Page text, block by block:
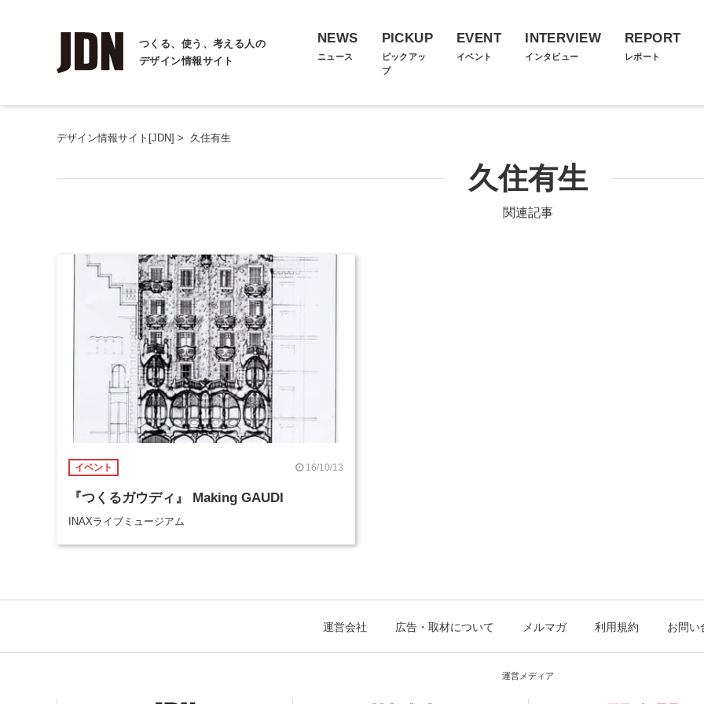
つくる、使う、考える人の
デザイン情報サイト
NEWS
ニュース
PICKUP
ピックアッ
プ
EVENT
イベント
INTERVIEW
インタビュー
REPORT
レポート
デザイン情報サイト[JDN] > 久住有生
久住有生
関連記事
イベント 16/10/13
『つくるガウディ』 Making GAUDI
INAXライブミュージアム
運営会社 広告・取材について メルマガ 利用規約 お問い
運営メディア